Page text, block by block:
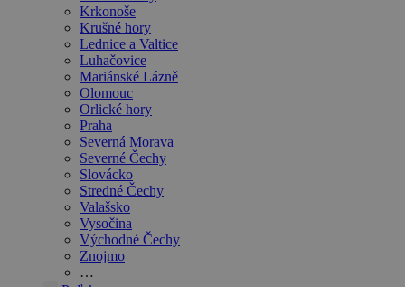
Krkonoše
Krušné hory
Lednice a Valtice
Luhačovice
Mariánské Lázně
Olomouc
Orlické hory
Praha
Severná Morava
Severné Čechy
Slovácko
Stredné Čechy
Valašsko
Vysočina
Východné Čechy
Znojmo
…